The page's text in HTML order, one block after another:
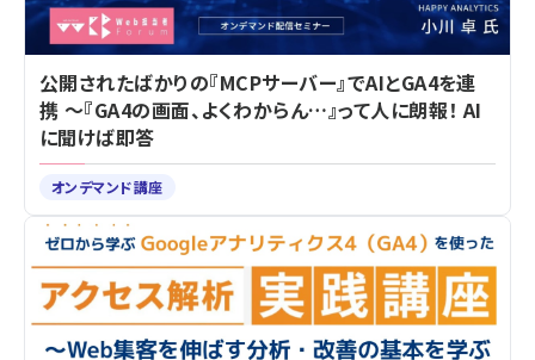
公開されたばかりの『MCPサーバー』でAIとGA4を連
携 ～『GA4の画面、よくわからん…』って人に朗報！ AI
に聞けば即答
オンデマンド講座